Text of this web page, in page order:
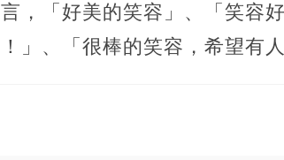
，「好美的笑容」、「笑容
！」、「很棒的笑容，希望有